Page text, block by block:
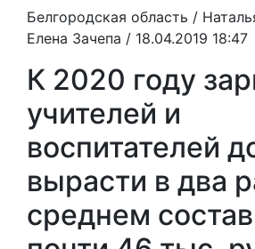
Белгородская область /
Елена Зачепа / 18.04.2019 18:47
К 2020 году
учителей и
воспитателей
вырасти в два
среднем